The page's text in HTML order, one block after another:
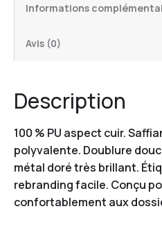
Informations
Avis (0)
Description
100 % PU aspect cuir.
polyvalente. Doublure
métal doré très brillant.
rebranding facile. Conçu
confortablement aux